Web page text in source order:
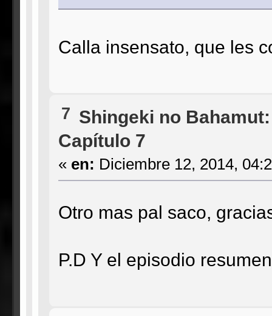
Calla insensato, que les
7 Shingeki no
Capítulo 7
« en: Diciembre 12, 2014,
Otro mas pal saco,
P.D Y el episodio